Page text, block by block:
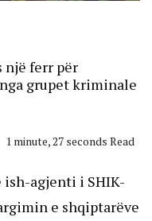
një ferr për
grupet kriminale
1 minute, 27 seconds Read
ish-agjenti i SHIK-
e shqiptarëve